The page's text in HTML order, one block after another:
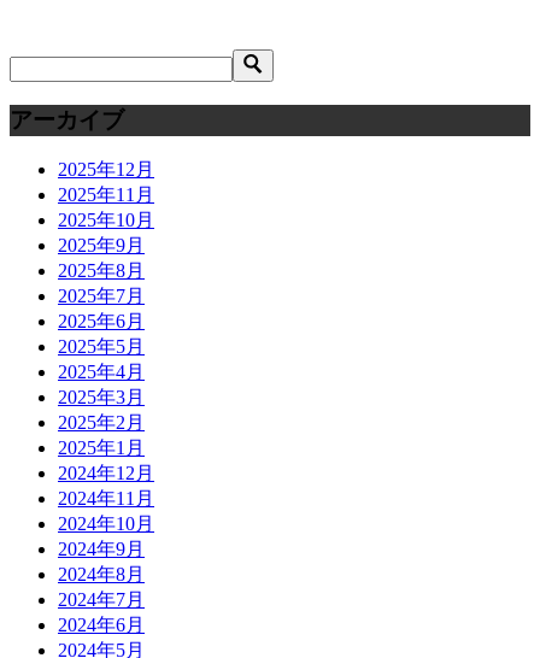
アーカイブ
2025年12月
2025年11月
2025年10月
2025年9月
2025年8月
2025年7月
2025年6月
2025年5月
2025年4月
2025年3月
2025年2月
2025年1月
2024年12月
2024年11月
2024年10月
2024年9月
2024年8月
2024年7月
2024年6月
2024年5月